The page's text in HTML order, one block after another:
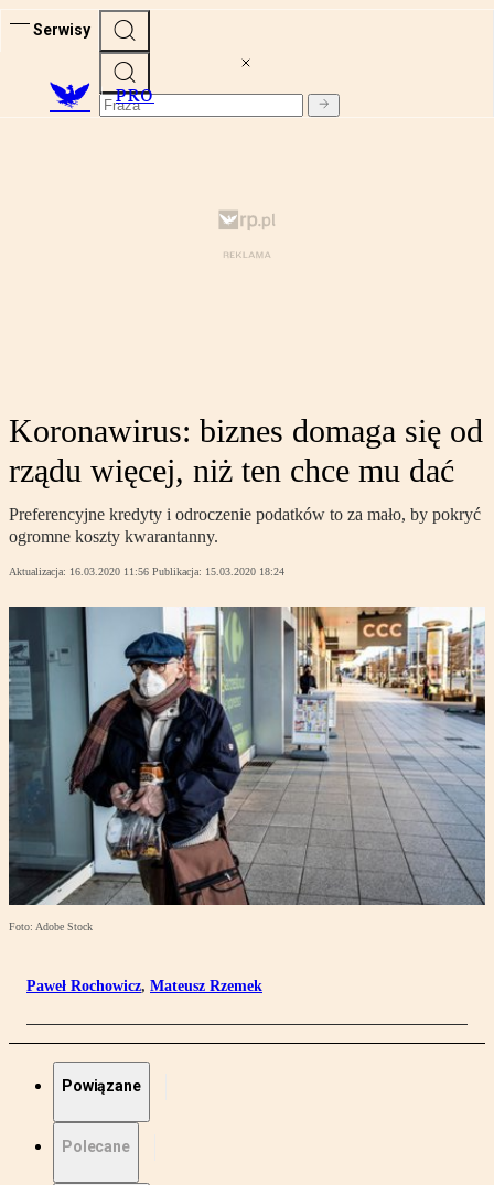
Serwisy
PRO
Koronawirus: biznes domaga się od
rządu więcej, niż ten chce mu dać
Preferencyjne kredyty i odroczenie podatków to za mało, by pokryć
ogromne koszty kwarantanny.
Aktualizacja: 16.03.2020 11:56 Publikacja: 15.03.2020 18:24
Foto: Adobe Stock
Paweł Rochowicz, Mateusz Rzemek
Powiązane
Polecane